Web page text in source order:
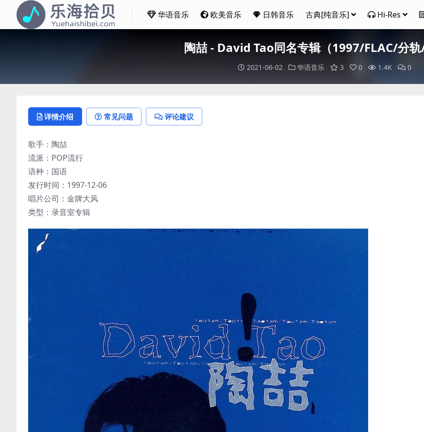
华语音乐 欧美音乐 日韩音乐 古典[纯音乐] Hi-Res
陶喆 - David Tao同名专辑（1997/FLAC/分轨
2021-06-02 华语音乐 3 0 1.4K 0
详情介绍 常见问题 评论建议
歌手：陶喆
流派：POP流行
语种：国语
发行时间：1997-12-06
唱片公司：金牌大风
类型：录音室专辑